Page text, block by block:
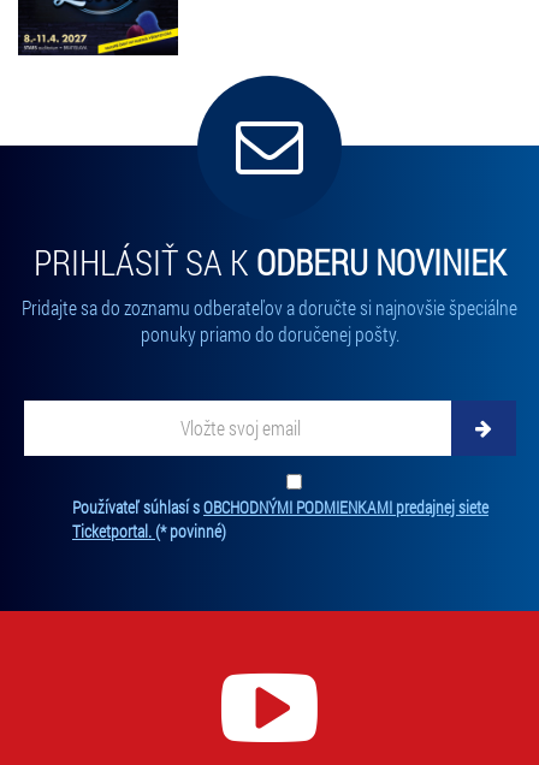
PRIHLÁSIŤ SA K ODBERU NOVINIEK
Pridajte sa do zoznamu odberateľov a doručte si najnovšie špeciálne
ponuky priamo do doručenej pošty.
Používateľ súhlasí sOBCHODNÝMI PODMIENKAMI predajnej siete
Ticketportal.(* povinné)